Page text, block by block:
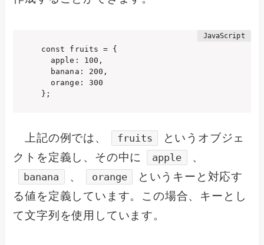
const fruits = {
  apple: 100,
  banana: 200,
  orange: 300
};
上記の例では、 fruits
というオブジェ
クトを定義し、その中に
apple 、
banana 、 orange
というキーと対応す
る値を定義しています。この場合、キーとし
て文字列を使用しています。